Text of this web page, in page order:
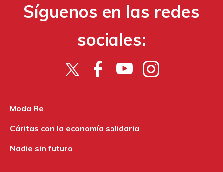
Síguenos en las redes
sociales:
Moda Re
Cáritas con la economía solidaria
Nadie sin futuro